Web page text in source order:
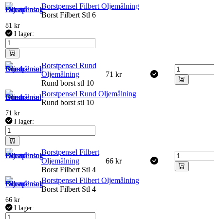
Borstpensel Filbert Oljemålning
Borst Filbert Stl 6
81 kr
I lager:
Borstpensel Rund
Oljemålning
Rund borst stl 10
71 kr
Borstpensel Rund Oljemålning
Rund borst stl 10
71 kr
I lager:
Borstpensel Filbert
Oljemålning
Borst Filbert Stl 4
66 kr
Borstpensel Filbert Oljemålning
Borst Filbert Stl 4
66 kr
I lager: